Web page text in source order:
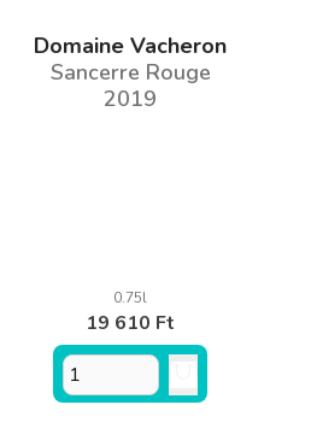
Domaine Vacheron
Sancerre Rouge
2019
0.75l
19 610 Ft